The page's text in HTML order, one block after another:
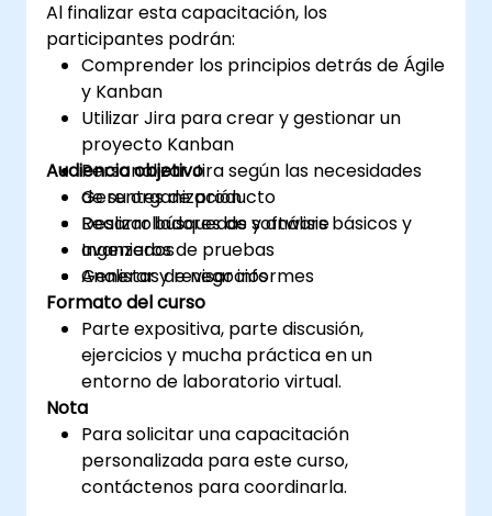
Al finalizar esta capacitación, los
participantes podrán:
Comprender los principios detrás de Ágile
y Kanban
Utilizar Jira para crear y gestionar un
proyecto Kanban
Personalizar Jira según las necesidades
de su organización
Realizar búsquedas y análisis básicos y
avanzados
Generar y revisar informes
Audiencia objetivo
Gerentes de producto
Desarrolladores de software
Ingenieros de pruebas
Analistas de negocios
Formato del curso
Parte expositiva, parte discusión,
ejercicios y mucha práctica en un
entorno de laboratorio virtual.
Nota
Para solicitar una capacitación
personalizada para este curso,
contáctenos para coordinarla.